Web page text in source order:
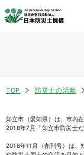
TOP 防災士の活動
知立市（愛知県）は、市内
2018年7月「知立市防災士
2018年11月（創刊号）は、